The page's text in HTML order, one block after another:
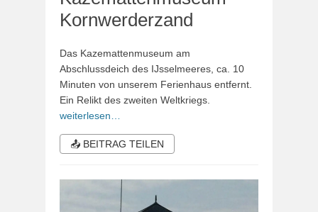
Kornwerderzand
Das Kazemattenmuseum am
Abschlussdeich des IJsselmeeres, ca. 10
Minuten von unserem Ferienhaus entfernt.
Ein Relikt des zweiten Weltkriegs.
weiterlesen…
📤 BEITRAG TEILEN